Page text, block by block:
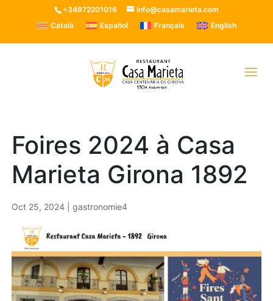
+34972201016
info@casamarieta.com
Català
Español Français English
Foires 2024 à Casa
Marieta Girona 1892
Oct 25, 2024 |gastronomie4